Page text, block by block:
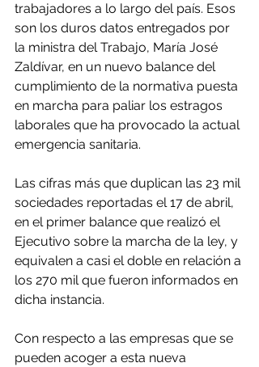
trabajadores a lo largo del país. Esos
son los duros datos entregados por
la ministra del Trabajo, María José
Zaldívar, en un nuevo balance del
cumplimiento de la normativa puesta
en marcha para paliar los estragos
laborales que ha provocado la actual
emergencia sanitaria.
Las cifras más que duplican las 23 mil
sociedades reportadas el 17 de abril,
en el primer balance que realizó el
Ejecutivo sobre la marcha de la ley, y
equivalen a casi el doble en relación a
los 270 mil que fueron informados en
dicha instancia.
Con respecto a las empresas que se
pueden acoger a esta nueva